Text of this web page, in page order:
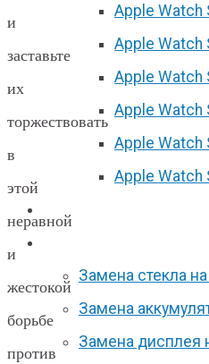
Apple Watch
Apple Watch
Apple Watch
Apple Watch
Apple Watch
Apple Watch
Замена стекла
Замена
Замена дисплея
и
заставьте
их
торжествовать
в
этой
неравной
и
жестокой
борьбе
против